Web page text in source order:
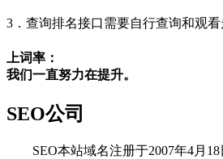
3．查询排名接口需要自行查询和观看
上词率：
我们一直努力在提升。
SEO公司
SEO本站域名注册于2007年4月